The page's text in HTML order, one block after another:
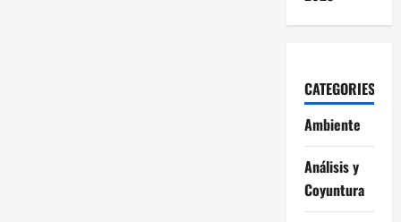
CATEGORIES
Ambiente
Análisis y
Coyuntura